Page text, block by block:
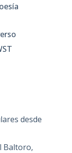
desde
Baltoro,